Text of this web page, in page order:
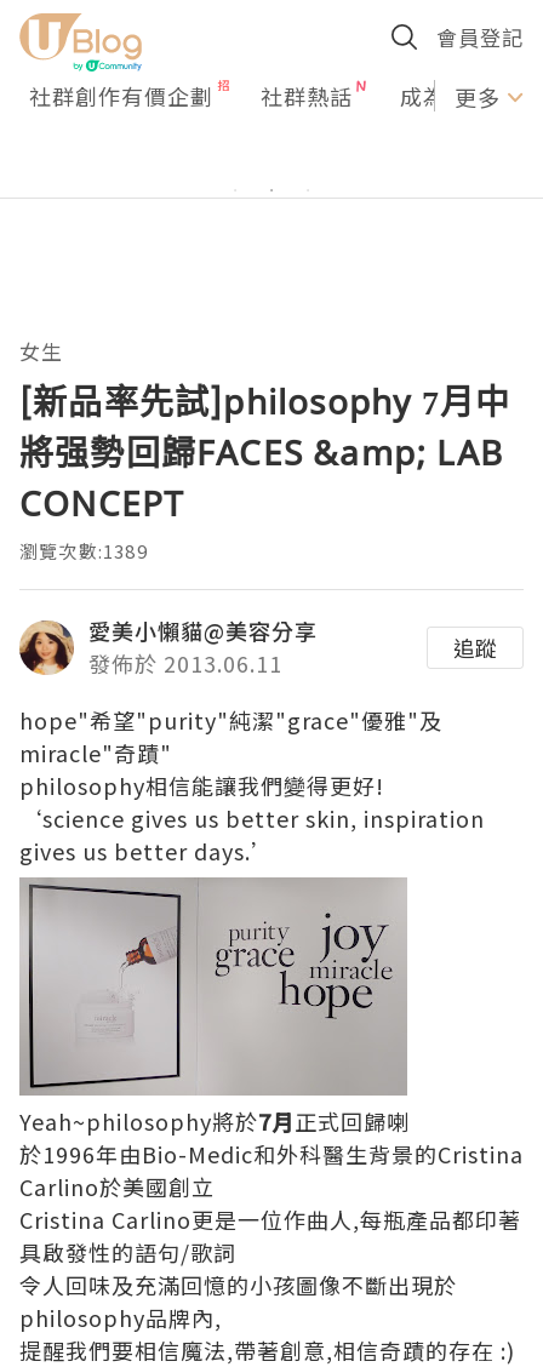
會員登記
社群創作有價企劃 社群熱話 成為U更多
女生
[新品率先試]philosophy 7月中
將强勢回歸FACES &amp; LAB
CONCEPT
瀏覽次數:1389
愛美小懶貓@美容分享
發佈於 2013.06.11
追蹤
hope"希望"purity"純潔"grace"優雅"及
miracle"奇蹟"
philosophy相信能讓我們變得更好!
‘science gives us better skin, inspiration
gives us better days.’
Yeah~philosophy將於7月正式回歸喇
於1996年由Bio-Medic和外科醫生背景的Cristina
Carlino於美國創立
Cristina Carlino更是一位作曲人,每瓶產品都印著
具啟發性的語句/歌詞
令人回味及充滿回憶的小孩圖像不斷出現於
philosophy品牌內,
提醒我們要相信魔法,帶著創意,相信奇蹟的存在 :)